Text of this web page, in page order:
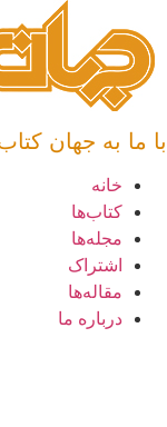
محتوا
با ما به جهان
خانه
کتاب‌ها
مجله‌ها
اشتراک
مقاله‌ها
درباره ما